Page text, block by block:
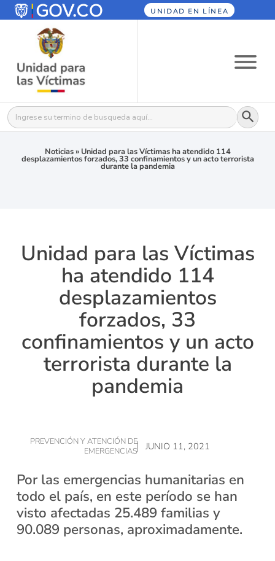
UNIDAD EN LÍNEA
Buscar: Botón
Noticias» Unidad para las Víctimas ha atendido 114
desplazamientos forzados, 33 confinamientos y un acto terrorista
durante la pandemia
Unidad para las Víctimas
ha atendido 114
desplazamientos
forzados, 33
confinamientos y un acto
terrorista durante la
pandemia
PREVENCIÓN Y ATENCIÓN DE
EMERGENCIAS
JUNIO 11, 2021
Por las emergencias humanitarias en
todo el país, en este período se han
visto afectadas 25.489 familias y
90.089 personas, aproximadamente.